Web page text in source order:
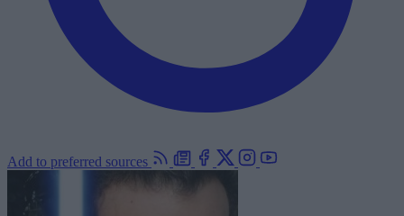
Add to preferred sources